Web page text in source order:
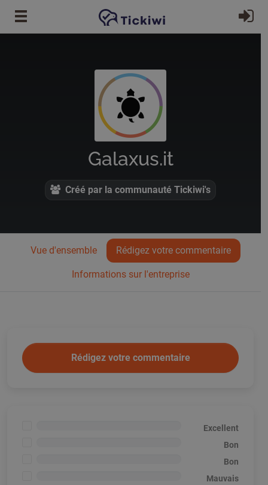
Passer au contenu principal
Galaxus.it
Créé par la communauté Tickiwi's
Vue d'ensemble Rédigez votre commentaire
Informations sur l'entreprise
Rédigez votre commentaire
Excellent
Bon
Bon
Mauvais